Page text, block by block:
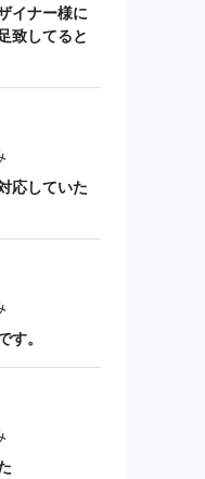
イナー様に
致してると
応していた
。